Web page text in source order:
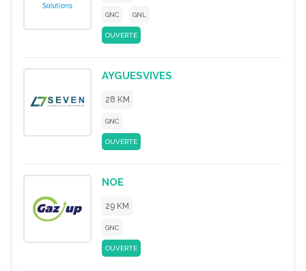
GNC GNL
OUVERTE
AYGUESVIVES
28 KM
GNC
OUVERTE
NOE
29 KM
GNC
OUVERTE